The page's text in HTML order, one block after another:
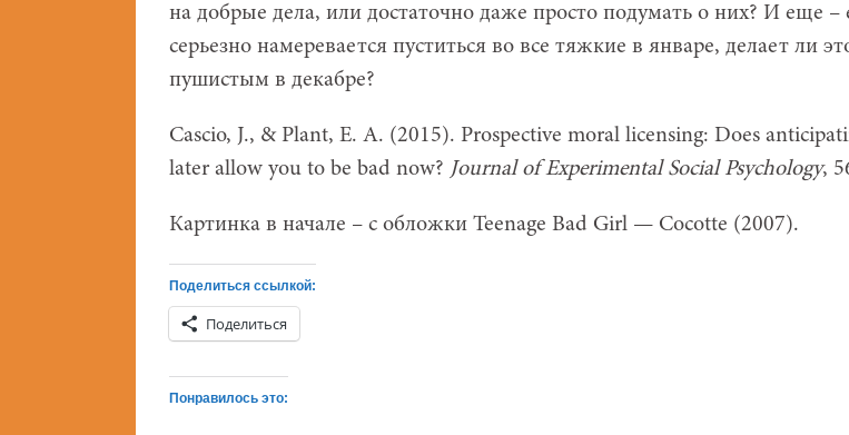
на добрые дела, или достаточно даже просто подумать о них? И еще –
серьезно намеревается пуститься во все тяжкие в январе, делает ли
пушистым в декабре?
Cascio, J., & Plant, E. A. (2015). Prospective moral licensing: Does
later allow you to be bad now? Journal of Experimental Social Psychology,
Картинка в начале – с обложки Teenage Bad Girl — Cocotte (2007).
Поделиться ссылкой:
Поделиться
Понравилось это: